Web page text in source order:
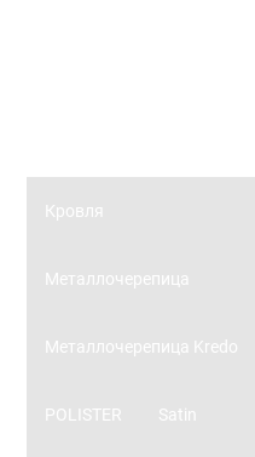
Кровля
Металлочерепица
Металлочерепица Kredo
POLISTER Satin